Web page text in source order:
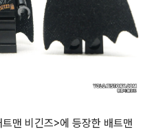
맨 비긴즈>에 등장한 배트맨